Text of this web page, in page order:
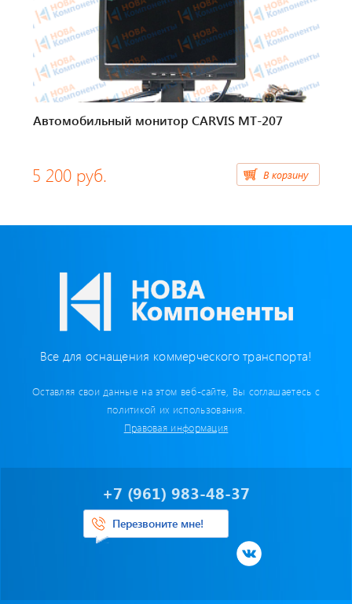
Автоклимат
Датчики скорости
Картриджи для принтеров этикеток
Переходники, оси датчиков скорости
Спидометры
Картридеры для смарт-карт
Предохранители/ Преобразователи/ Реле
Провод,Жгуты
Изоляционные материалы,гофра
Перчатки / Инструмент / Герметик
Автомобильный монитор CARVIS MT-207
5 200 руб. В корзину
Все для оснащения коммерческого транспорта!
Оставляя свои данные на этом веб-сайте, Вы соглашаетесь с
политикой их использования.
Правовая информация
+7 (961) 983-48-37
Перезвоните мне!